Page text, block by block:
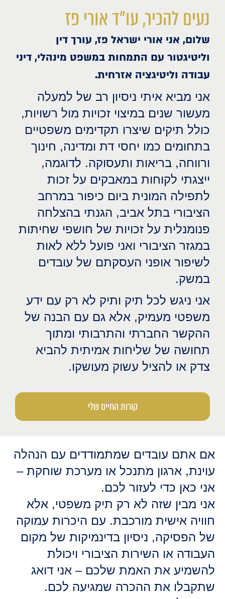
נעים להכיר, עו"ד אורי פז
שלום, אני אורי ישראל פז, עורך דין
וליטיגטור עם התמחות במשפט מינהלי, דיני
עבודה וליטיגציה אזרחית.
אני מביא איתי ניסיון רב של למעלה
מעשור שנים במיצוי זכויות מול רשויות,
כולל תיקים שיצרו תקדימים משפטיים
בתחומים כמו יחסי דת ומדינה, חינוך
ורווחה, בריאות ותעסוקה. לדוגמה,
ייצגתי לקוחות במאבקים על זכות
לתפילה המונית ביום כיפור במרחב
הציבורי בתל אביב, הגנתי בהצלחה
פנומנלית על זכויות של חושפי שחיתות
במגזר הציבורי ואני פועל ללא לאות
לשיפור אופני העסקתם של עובדים
במשק.
אני ניגש לכל תיק ותיק לא רק עם ידע
משפטי מעמיק, אלא גם עם הבנה של
ההקשר החברתי והתרבותי ומתוך
תחושה של שליחות אמיתית להביא
צדק או להציל עשוק מעושקו.
קורות החיים שלי
אם אתם עובדים שמתמודדים עם הנהלה
עוינת, ארגון מתנכל או מערכת שוחקת –
אני כאן כדי לעזור לכם.
אני מבין שזה לא רק תיק משפטי, אלא
חוויה אישית מורכבת. עם היכרות עמוקה
של הפסיקה, ניסיון בדינמיקות של מקום
העבודה או השירות הציבורי ויכולת
להשמיע את האמת שלכם – אני דואג
שתקבלו את ההכרה שמגיעה לכם.